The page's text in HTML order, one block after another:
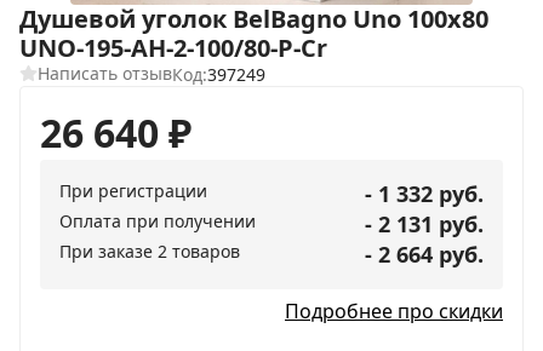
Душевой уголок BelBagno Uno 100х80
UNO-195-AH-2-100/80-P-Cr
Написать отзывКод:397249
26 640₽
При регистрации - 1 332 руб.
Оплата при получении - 2 131 руб.
При заказе 2 товаров - 2 664 руб.
Подробнее про скидки